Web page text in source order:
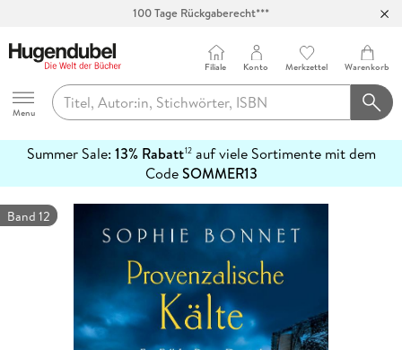
100 Tage Rückgaberecht***
Hugendubel
Menu
Filiale Konto Merkzettel Warenkorb
Summer Sale: 13% Rabatt12auf viele Sortimente mit dem
CodeSOMMER13
erfahren
Band 12